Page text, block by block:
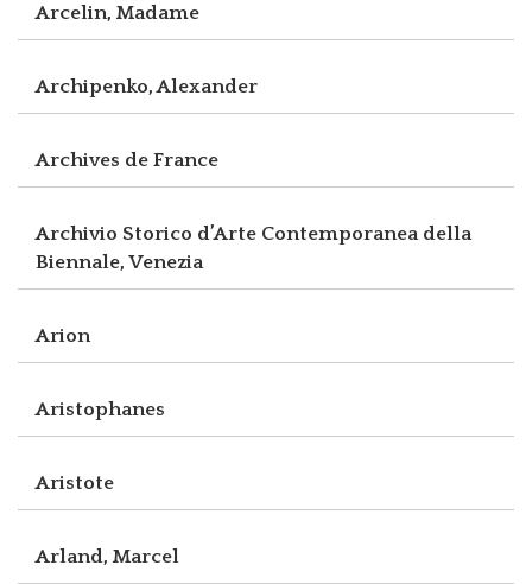
Arcelin, Madame
Archipenko, Alexander
Archives de France
Archivio Storico d’Arte Contemporanea della
Biennale, Venezia
Arion
Aristophanes
Aristote
Arland, Marcel